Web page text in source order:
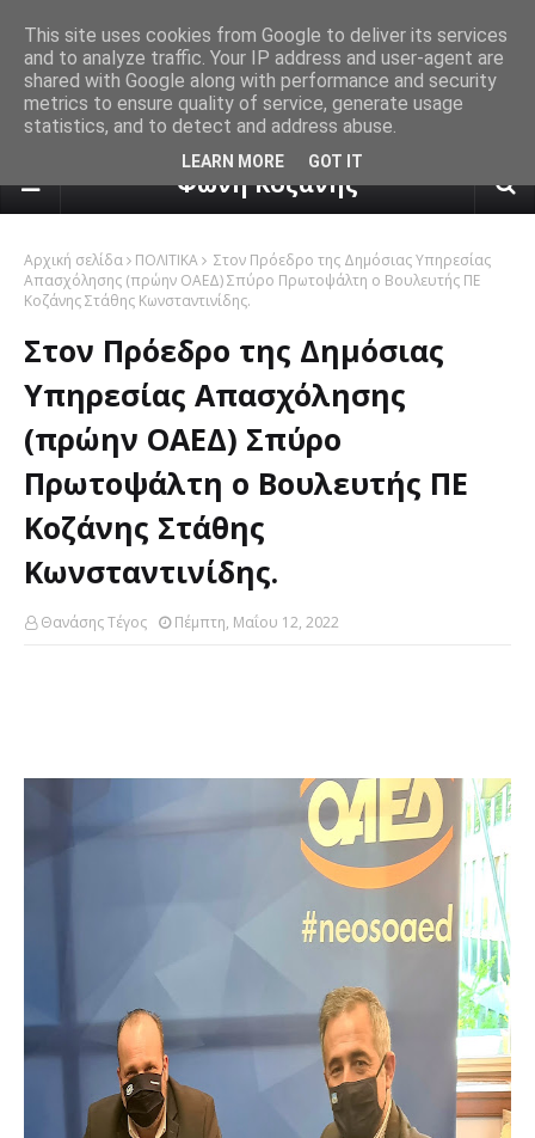
πρόγνωση καιρού από το
Φωνή Κοζάνης
Αρχική σελίδα ΠΟΛΙΤΙΚΑ
Στον Πρόεδρο της Δημόσιας Υπηρεσίας
Απασχόλησης (πρώην ΟΑΕΔ) Σπύρο Πρωτοψάλτη ο Βουλευτής ΠΕ
Κοζάνης Στάθης Κωνσταντινίδης.
Στον Πρόεδρο της Δημόσιας
Υπηρεσίας Απασχόλησης
(πρώην ΟΑΕΔ) Σπύρο
Πρωτοψάλτη ο Βουλευτής ΠΕ
Κοζάνης Στάθης
Κωνσταντινίδης.
Θανάσης Τέγος Πέμπτη, Μαΐου 12, 2022
This site uses cookies from Google to deliver its services
and to analyze traffic. Your IP address and user-agent are
shared with Google along with performance and security
metrics to ensure quality of service, generate usage
statistics, and to detect and address abuse.
LEARN MORE GOT IT